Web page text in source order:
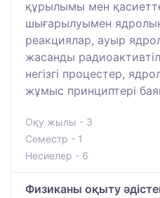
құрылымы мен
шығарылуымен
реакциялар, ауыр
жасанды
негізгі процестер,
жұмыс принциптері
Оқу жылы - 3
Семестр - 1
Несиелер - 6
Физиканы оқыту